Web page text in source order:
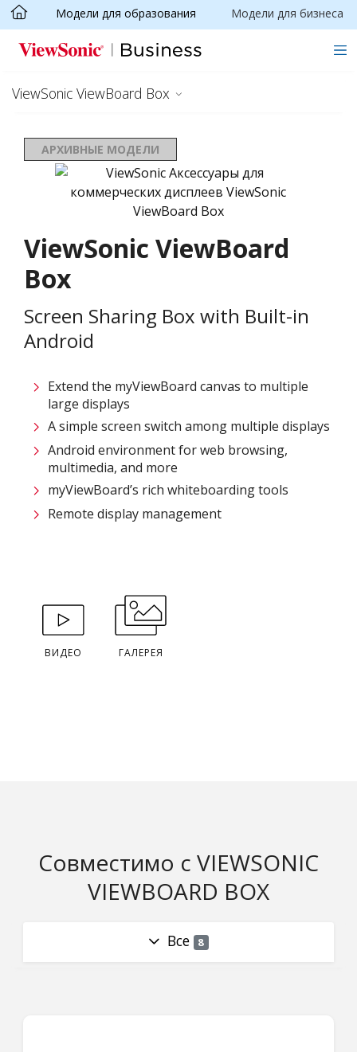
Skip to main content
Модели для образования Модели для бизнеса
ViewSonic ViewBoard Box
АРХИВНЫЕ МОДЕЛИ
ViewSonic ViewBoard
Box
Screen Sharing Box with Built-in
Android
Extend the myViewBoard canvas to multiple
large displays
A simple screen switch among multiple displays
Android environment for web browsing,
multimedia, and more
myViewBoard’s rich whiteboarding tools
Remote display management
ВИДЕО ГАЛЕРЕЯ
Совместимо с VIEWSONIC
VIEWBOARD BOX
Все 8